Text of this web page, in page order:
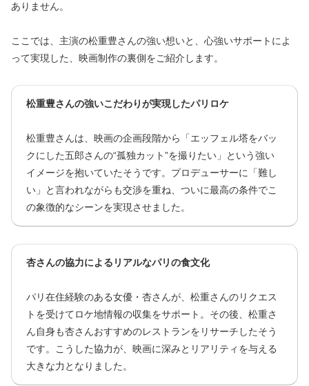
ありません。
ここでは、主演の松重豊さんの強い想いと、心強いサポートによ
って実現した、映画制作の裏側をご紹介します。
松重豊さんの強いこだわりが実現したパリロケ
松重豊さんは、映画の企画段階から「エッフェル塔をバッ
クにした五郎さんの“孤独カット”を撮りたい」という強い
イメージを抱いていたそうです。プロデューサーに「難し
い」と言われながらも交渉を重ね、ついに最高の条件でこ
の象徴的なシーンを実現させました。
杏さんの協力によるリアルなパリの食文化
パリ在住経験のある女優・杏さんが、松重さんのリクエス
トを受けてロケ地情報の収集をサポート。その後、松重さ
ん自身も杏さんおすすめのレストランをリサーチしたそう
です。こうした協力が、映画に深みとリアリティを与える
大きな力となりました。